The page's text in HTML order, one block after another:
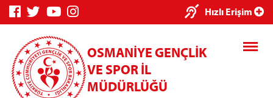
Hızlı Erişim
OSMANİYE GENÇLİK
VE SPOR İL
MÜDÜRLÜĞÜ